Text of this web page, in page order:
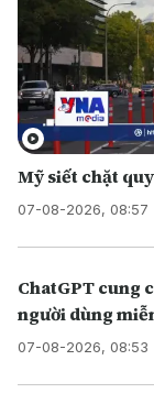
Mỹ siết chặt
07-08-2026, 08:57
ChatGPT cung
người dùng
07-08-2026, 08:53